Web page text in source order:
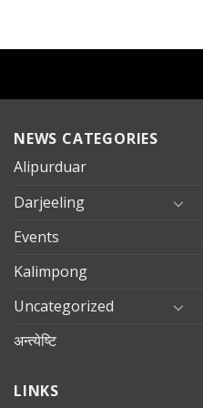
NEWS CATEGORIES
Alipurduar
Darjeeling
Events
Kalimpong
Uncategorized
अन्त्येष्टि
LINKS